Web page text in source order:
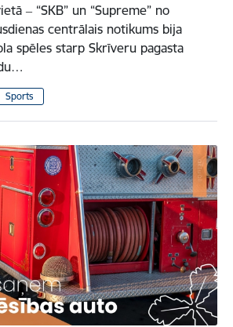
‒ “SKB” un “Supreme” no
centrālais notikums bija
spēles starp Skrīveru pagasta
Sports